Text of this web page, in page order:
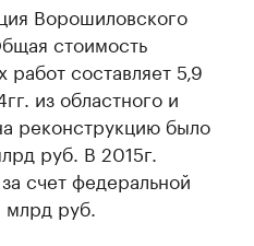
Ворошиловского
стоимость
составляет 5,9
из областного и
реконструкцию было
руб. В 2015г.
счет федеральной
руб.